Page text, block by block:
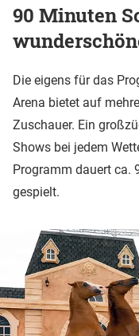
90 Minuten
Die eigens für das
Arena bietet auf
Zuschauer. Ein
Shows bei jedem
Programm dauert ca.
gespielt.